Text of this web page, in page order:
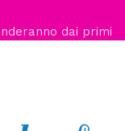
dai primi
le tempistiche di
invitiamo a